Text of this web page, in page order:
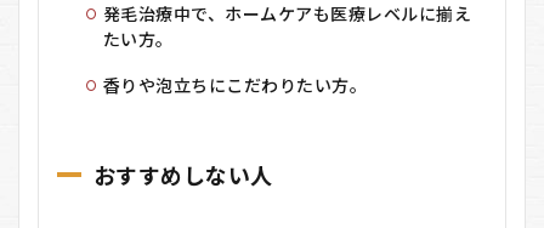
発毛治療中で、ホームケアも医療レベルに揃え
たい方。
香りや泡立ちにこだわりたい方。
おすすめしない人